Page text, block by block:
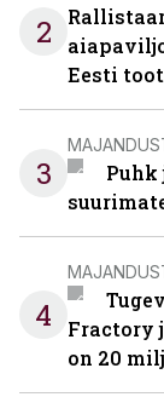
2
Eesti
3
Puhk
4
Fractory
on 20